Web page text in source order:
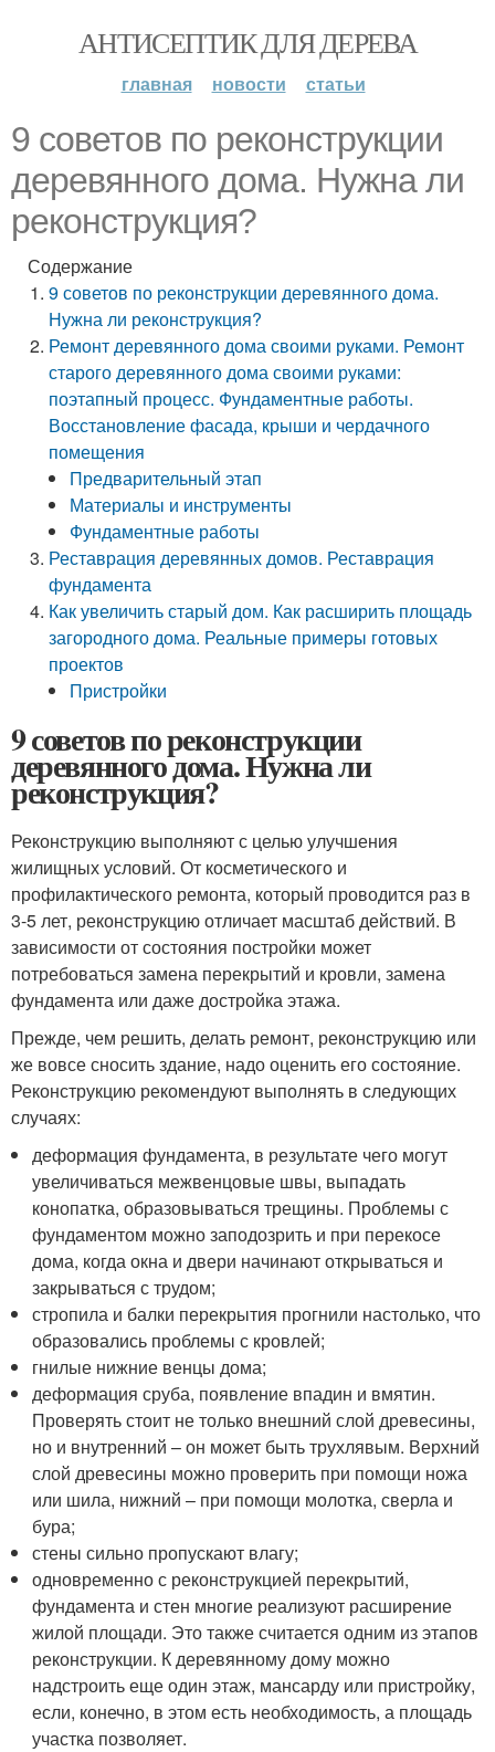
АНТИСЕПТИК ДЛЯ ДЕРЕВА
главная новости статьи
9 советов по реконструкции
деревянного дома. Нужна ли
реконструкция?
Содержание
9 советов по реконструкции деревянного дома.
Нужна ли реконструкция?
Ремонт деревянного дома своими руками. Ремонт
старого деревянного дома своими руками:
поэтапный процесс. Фундаментные работы.
Восстановление фасада, крыши и чердачного
помещения
Предварительный этап
Материалы и инструменты
Фундаментные работы
Реставрация деревянных домов. Реставрация
фундамента
Как увеличить старый дом. Как расширить площадь
загородного дома. Реальные примеры готовых
проектов
Пристройки
9 советов по реконструкции
деревянного дома. Нужна ли
реконструкция?
Реконструкцию выполняют с целью улучшения
жилищных условий. От косметического и
профилактического ремонта, который проводится раз в
3-5 лет, реконструкцию отличает масштаб действий. В
зависимости от состояния постройки может
потребоваться замена перекрытий и кровли, замена
фундамента или даже достройка этажа.
Прежде, чем решить, делать ремонт, реконструкцию или
же вовсе сносить здание, надо оценить его состояние.
Реконструкцию рекомендуют выполнять в следующих
случаях:
деформация фундамента, в результате чего могут
увеличиваться межвенцовые швы, выпадать
конопатка, образовываться трещины. Проблемы с
фундаментом можно заподозрить и при перекосе
дома, когда окна и двери начинают открываться и
закрываться с трудом;
стропила и балки перекрытия прогнили настолько, что
образовались проблемы с кровлей;
гнилые нижние венцы дома;
деформация сруба, появление впадин и вмятин.
Проверять стоит не только внешний слой древесины,
но и внутренний – он может быть трухлявым. Верхний
слой древесины можно проверить при помощи ножа
или шила, нижний – при помощи молотка, сверла и
бура;
стены сильно пропускают влагу;
одновременно с реконструкцией перекрытий,
фундамента и стен многие реализуют расширение
жилой площади. Это также считается одним из этапов
реконструкции. К деревянному дому можно
надстроить еще один этаж, мансарду или пристройку,
если, конечно, в этом есть необходимость, а площадь
участка позволяет.